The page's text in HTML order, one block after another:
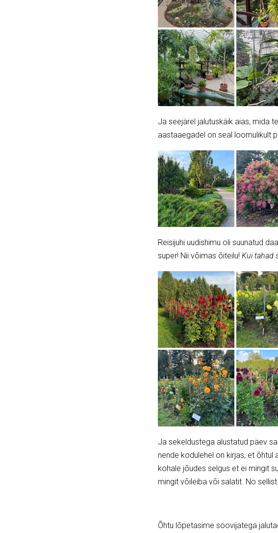
Ja seejärel jalutuskäik aias, mida
aastaaegadel on seal loomulikult
Reisijuhi uudishimu oli suunatud
super! Nii võimas õiteilu! Kui tahad
Ja sekeldustega alustatud päev
nende kodulehel on kirjas, et õhtul
kohale jõudes selgus et ei mingit
mingit võileiba või salatit. No
Õhtu lõpetasime soovijatega